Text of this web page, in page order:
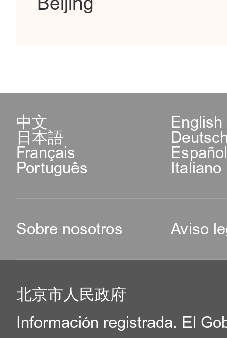
中文 English
日本語
Français
Português Italiano
Sobre nosotros Aviso
北京市人民政府
Información registrada. El